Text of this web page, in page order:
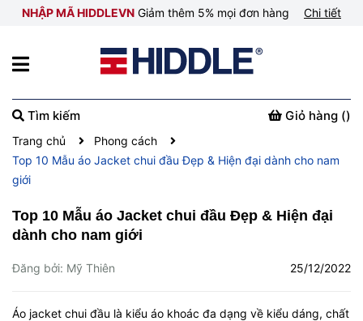
NHẬP MÃ HIDDLEVN Giảm thêm 5% mọi đơn hàng Chi tiết
Tìm kiếm Giỏ hàng ()
Trang chủ
Phong cách
Top 10 Mẫu áo Jacket chui đầu Đẹp & Hiện đại dành cho nam
giới
Top 10 Mẫu áo Jacket chui đầu Đẹp & Hiện đại
dành cho nam giới
Đăng bởi: Mỹ Thiên 25/12/2022
Áo jacket chui đầu là kiểu áo khoác đa dạng về kiểu dáng, chất